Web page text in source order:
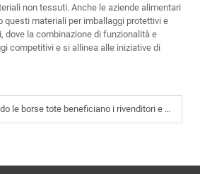
non tessuti. Anche le aziende alimentari
questi materiali per imballaggi protettivi e
dove la combinazione di funzionalità e
competitivi e si allinea alle iniziative di
borse tote beneficiano i rivenditori e i marchi di moda?